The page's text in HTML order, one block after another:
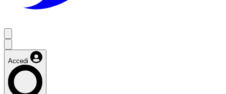
Accedi